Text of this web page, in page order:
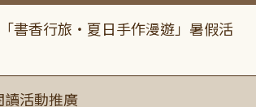
書香行旅・夏日手作漫遊」暑假活
讀活動推廣